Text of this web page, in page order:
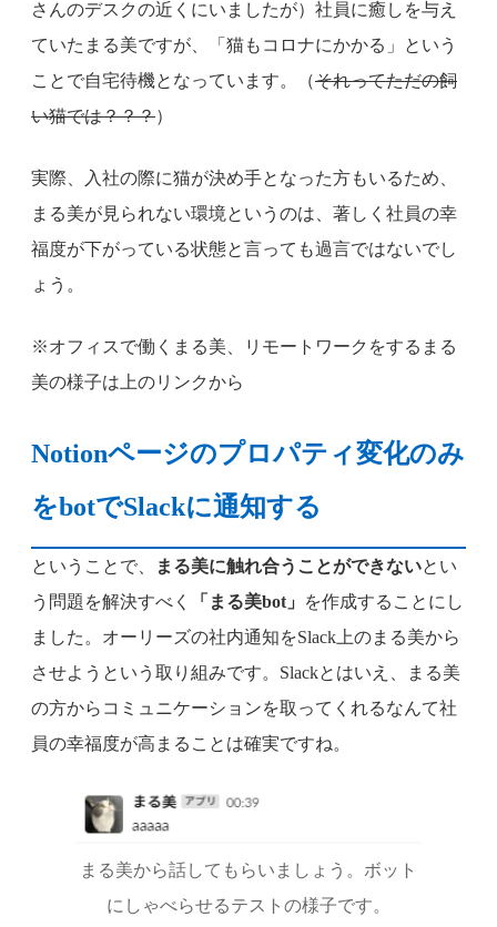
さんのデスクの近くにいましたが）社員に癒しを与え
ていたまる美ですが、「猫もコロナにかかる」という
ことで自宅待機となっています。（それってただの飼
い猫では？？？）
実際、入社の際に猫が決め手となった方もいるため、
まる美が見られない環境というのは、著しく社員の幸
福度が下がっている状態と言っても過言ではないでし
ょう。
※オフィスで働くまる美、リモートワークをするまる
美の様子は上のリンクから
Notionページのプロパティ変化のみ
をbotでSlackに通知する
ということで、 まる美に触れ合うことができないとい
う問題を解決すべく
「まる美bot」
を作成することにし
ました。オーリーズの社内通知をSlack上のまる美から
させようという取り組みです。Slackとはいえ、まる美
の方からコミュニケーションを取ってくれるなんて社
員の幸福度が高まることは確実ですね。
まる美から話してもらいましょう。ボット
にしゃべらせるテストの様子です。